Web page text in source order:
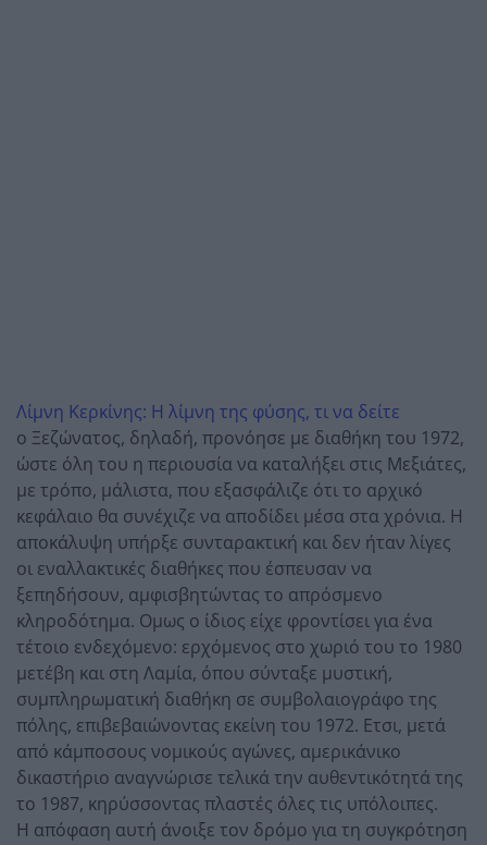
Λίμνη Κερκίνης: Η λίμνη της φύσης, τι να δείτε
ο Ξεζώνατος, δηλαδή, προνόησε με διαθήκη του 1972,
ώστε όλη του η περιουσία να καταλήξει στις Μεξιάτες,
με τρόπο, μάλιστα, που εξασφάλιζε ότι το αρχικό
κεφάλαιο θα συνέχιζε να αποδίδει μέσα στα χρόνια. Η
αποκάλυψη υπήρξε συνταρακτική και δεν ήταν λίγες
οι εναλλακτικές διαθήκες που έσπευσαν να
ξεπηδήσουν, αμφισβητώντας το απρόσμενο
κληροδότημα. Ομως ο ίδιος είχε φροντίσει για ένα
τέτοιο ενδεχόμενο: ερχόμενος στο χωριό του το 1980
μετέβη και στη Λαμία, όπου σύνταξε μυστική,
συμπληρωματική διαθήκη σε συμβολαιογράφο της
πόλης, επιβεβαιώνοντας εκείνη του 1972. Ετσι, μετά
από κάμποσους νομικούς αγώνες, αμερικάνικο
δικαστήριο αναγνώρισε τελικά την αυθεντικότητά της
το 1987, κηρύσσοντας πλαστές όλες τις υπόλοιπες.
Η απόφαση αυτή άνοιξε τον δρόμο για τη συγκρότηση